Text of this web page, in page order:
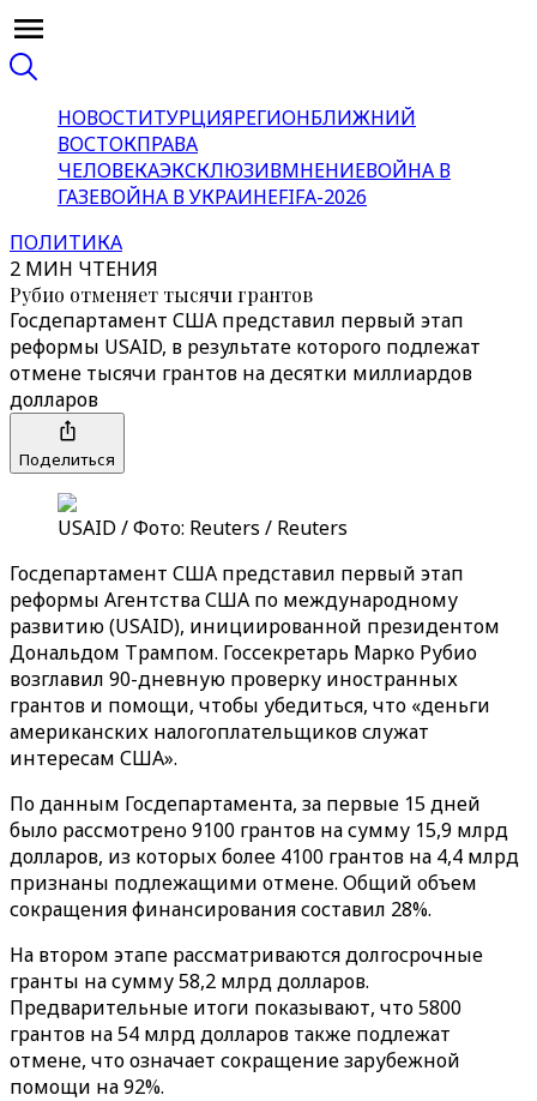
НОВОСТИТУРЦИЯРЕГИОНБЛИЖНИЙ
ВОСТОКПРАВА
ЧЕЛОВЕКАЭКСКЛЮЗИВМНЕНИЕВОЙНА В
ГАЗЕВОЙНА В УКРАИНЕFIFA-2026
ПОЛИТИКА
2 МИН ЧТЕНИЯ
Рубио отменяет тысячи грантов
Госдепартамент США представил первый этап
реформы USAID, в результате которого подлежат
отмене тысячи грантов на десятки миллиардов
долларов
Поделиться
USAID / Фото: Reuters / Reuters
Госдепартамент США представил первый этап
реформы Агентства США по международному
развитию (USAID), инициированной президентом
Дональдом Трампом. Госсекретарь Марко Рубио
возглавил 90-дневную проверку иностранных
грантов и помощи, чтобы убедиться, что «деньги
американских налогоплательщиков служат
интересам США».
По данным Госдепартамента, за первые 15 дней
было рассмотрено 9100 грантов на сумму 15,9 млрд
долларов, из которых более 4100 грантов на 4,4 млрд
признаны подлежащими отмене. Общий объем
сокращения финансирования составил 28%.
На втором этапе рассматриваются долгосрочные
гранты на сумму 58,2 млрд долларов.
Предварительные итоги показывают, что 5800
грантов на 54 млрд долларов также подлежат
отмене, что означает сокращение зарубежной
помощи на 92%.